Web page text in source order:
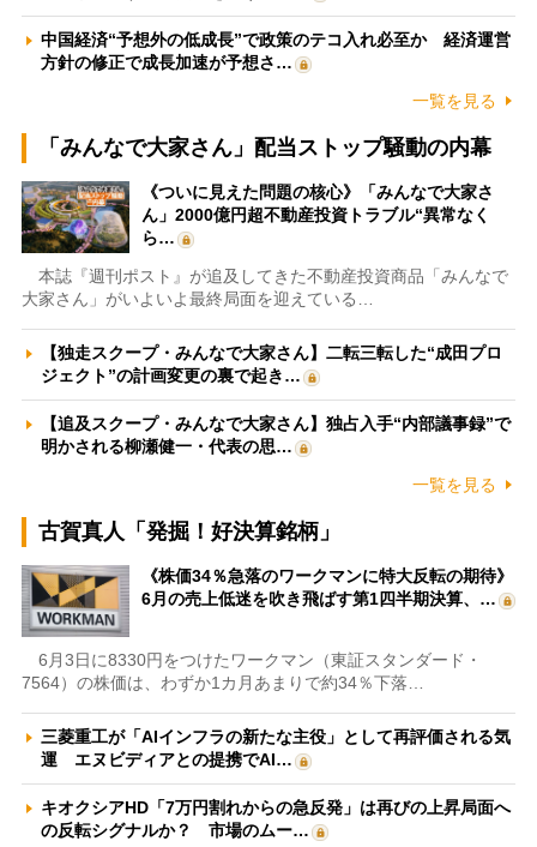
中国経済“予想外の低成長”で政策のテコ入れ必至か 経済運営
方針の修正で成長加速が予想さ…
一覧を見る
「みんなで大家さん」配当ストップ騒動の内幕
《ついに見えた問題の核心》「みんなで大家さ
ん」2000億円超不動産投資トラブル“異常なく
ら…
本誌『週刊ポスト』が追及してきた不動産投資商品「みんなで
大家さん」がいよいよ最終局面を迎えている…
【独走スクープ・みんなで大家さん】二転三転した“成田プロ
ジェクト”の計画変更の裏で起き…
【追及スクープ・みんなで大家さん】独占入手“内部議事録”で
明かされる柳瀬健一・代表の思…
一覧を見る
古賀真人「発掘！好決算銘柄」
《株価34％急落のワークマンに特大反転の期待》
6月の売上低迷を吹き飛ばす第1四半期決算、…
6月3日に8330円をつけたワークマン（東証スタンダード・
7564）の株価は、わずか1カ月あまりで約34％下落…
三菱重工が「AIインフラの新たな主役」として再評価される気
運 エヌビディアとの提携でAI…
キオクシアHD「7万円割れからの急反発」は再びの上昇局面へ
の反転シグナルか？ 市場のムー…